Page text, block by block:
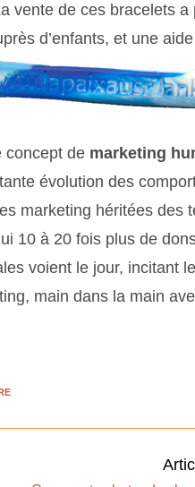
vente de ces bracelets a
d’enfants, et une
concept de marketing
évolution des
marketing héritées des
10 à 20 fois plus de
voient le jour, incitant
main dans la main